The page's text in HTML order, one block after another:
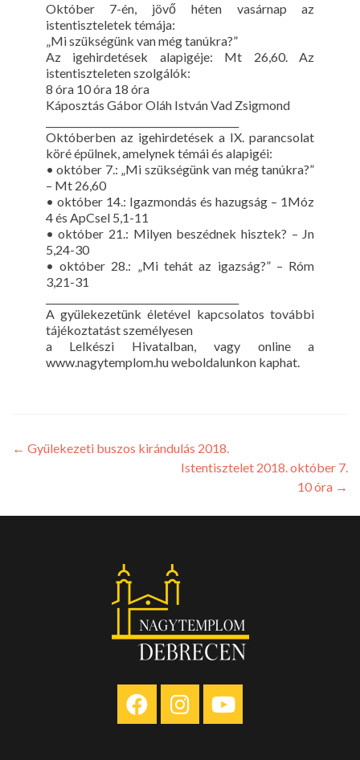
Október 7-én, jövő héten vasárnap az
istentiszteletek témája:
„Mi szükségünk van még tanúkra?”
Az igehirdetések alapigéje: Mt 26,60. Az
istentiszteleten szolgálók:
8 óra 10 óra 18 óra
Káposztás Gábor Oláh István Vad Zsigmond
Októberben az igehirdetések a IX. parancsolat
köré épülnek, amelynek témái és alapigéi:
• október 7.: „Mi szükségünk van még tanúkra?”
– Mt 26,60
• október 14.: Igazmondás és hazugság – 1Móz
4 és ApCsel 5,1-11
• október 21.: Milyen beszédnek hisztek? – Jn
5,24-30
• október 28.: „Mi tehát az igazság?” – Róm
3,21-31
A gyülekezetünk életével kapcsolatos további
tájékoztatást személyesen
a Lelkészi Hivatalban, vagy online a
www.nagytemplom.hu weboldalunkon kaphat.
← Gyülekezeti buszos kirándulás 2018.
Istentisztelet 2018. október 7.
10 óra →